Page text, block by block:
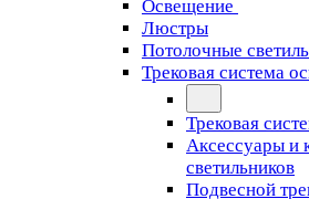
Освещение
Люстры
Потолочные
Трековая система
Трековая
Аксессуары и
светильников
Подвесной